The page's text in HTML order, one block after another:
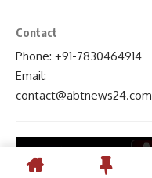
Contact
Phone: +91-7830464914
Email:
contact@abtnews24.com